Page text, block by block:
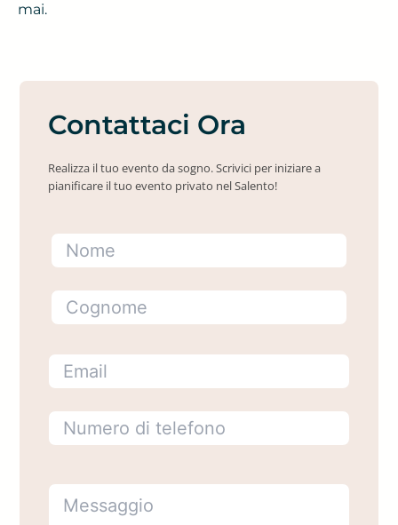
mai.
Contattaci Ora
Realizza il tuo evento da sogno. Scrivici per iniziare a
pianificare il tuo evento privato nel Salento!